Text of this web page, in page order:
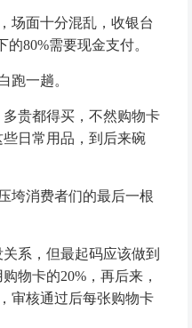
场面十分混乱，收银台
80%需要现金支付。
跑一趟。
贵都得买，不然购物卡
日常用品，到后来碗
垮消费者们的最后一根
系，但最起码应该做到
物卡的20%，再后来，
审核通过后每张购物卡